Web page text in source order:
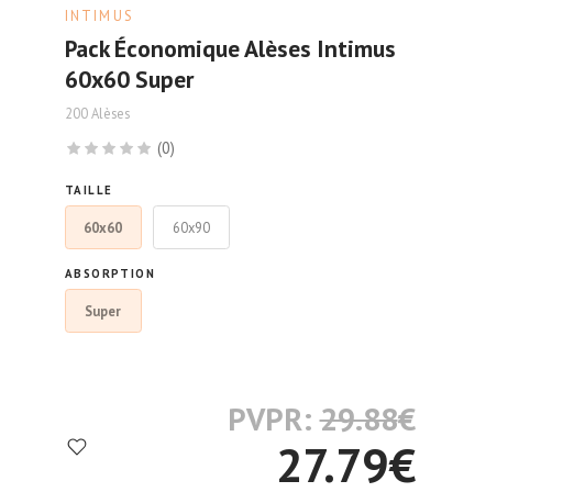
INTIMUS
Pack Économique Alèses Intimus
60x60 Super
200 Alèses
(0)
TAILLE
60x60 60x90
ABSORPTION
Super
PVPR:29.88€
27.79€